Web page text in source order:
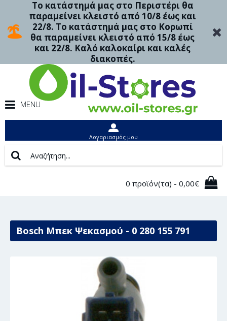
Το κατάστημά μας στο Περιστέρι θα
παραμείνει κλειστό από 10/8 έως και
22/8. Το κατάστημά μας στο Κορωπί
θα παραμείνει κλειστό από 15/8 έως
και 22/8. Καλό καλοκαίρι και καλές
διακοπές.
MENU
Λογαριασμός μου
0 προϊόν(τα) - 0,00€
Bosch Μπεκ Ψεκασμού - 0 280 155 791